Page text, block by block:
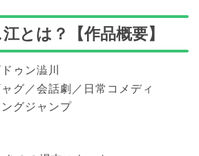
とは？【作品概要】
ゥン澁川
グ／会話劇／日常コメディ
グジャンプ